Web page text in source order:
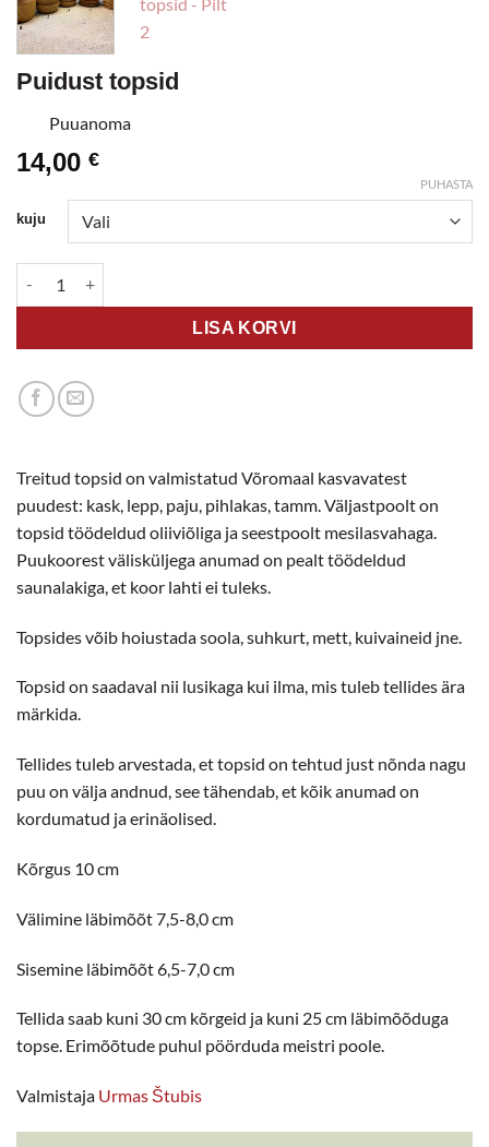
Puidust topsid
Puuanoma
14,00 €
kuju
PUHASTA
LISA KORVI
Treitud topsid on valmistatud Võromaal kasvavatest
puudest: kask, lepp, paju, pihlakas, tamm. Väljastpoolt on
topsid töödeldud oliiviõliga ja seestpoolt mesilasvahaga.
Puukoorest välisküljega anumad on pealt töödeldud
saunalakiga, et koor lahti ei tuleks.
Topsides võib hoiustada soola, suhkurt, mett, kuivaineid jne.
Topsid on saadaval nii lusikaga kui ilma, mis tuleb tellides ära
märkida.
Tellides tuleb arvestada, et topsid on tehtud just nõnda nagu
puu on välja andnud, see tähendab, et kõik anumad on
kordumatud ja erinäolised.
Kõrgus 10 cm
Välimine läbimõõt 7,5-8,0 cm
Sisemine läbimõõt 6,5-7,0 cm
Tellida saab kuni 30 cm kõrgeid ja kuni 25 cm läbimõõduga
topse. Erimõõtude puhul pöörduda meistri poole.
Valmistaja Urmas Štubis